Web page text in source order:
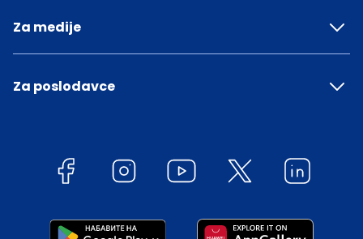
Za medije
Za poslodavce